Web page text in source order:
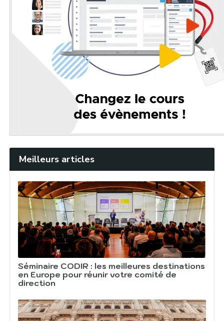
Meilleurs articles
Séminaire CODIR : les meilleures destinations
en Europe pour réunir votre comité de
direction